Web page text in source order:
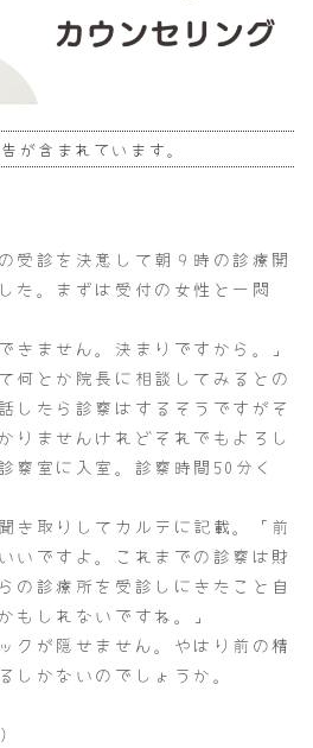
が含まれています。
受診を決意して朝９時の診療開
た。まずは受付の女性と一悶
きません。決まりですから。」
何とか院長に相談してみるとの
したら診察はするそうですがそ
りませんけれどそれでもよろし
察室に入室。診察時間50分く
き取りしてカルテに記載。「前
いですよ。これまでの診察は財
の診療所を受診しにきたこと自
もしれないですね。」
クが隠せません。やはり前の精
しかないのでしょうか。